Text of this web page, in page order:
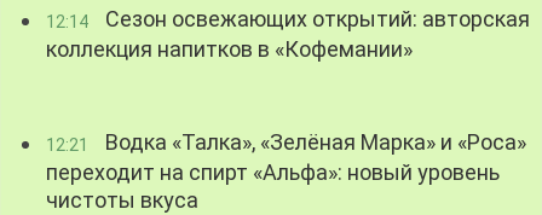
12:14
Сезон освежающих открытий: авторская
коллекция напитков в «Кофемании»
12:21
Водка «Талка», «Зелёная Марка» и «Роса»
переходит на спирт «Альфа»: новый уровень
чистоты вкуса